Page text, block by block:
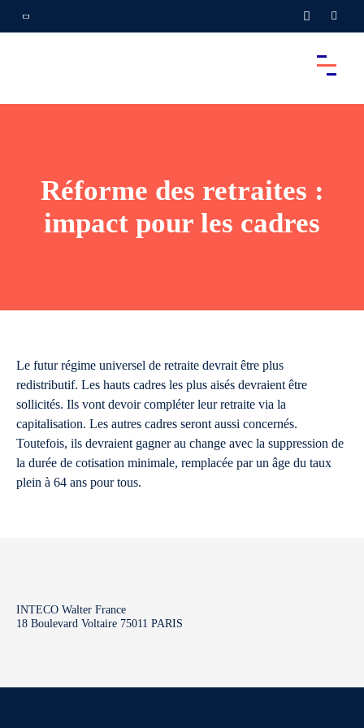
Réforme des retraites :
impact pour les cadres
Le futur régime universel de retraite devrait être plus
redistributif. Les hauts cadres les plus aisés devraient être
sollicités. Ils vont devoir compléter leur retraite via la
capitalisation. Les autres cadres seront aussi concernés.
Toutefois, ils devraient gagner au change avec la suppression de
la durée de cotisation minimale, remplacée par un âge du taux
plein à 64 ans pour tous.
INTECO Walter France
18 Boulevard Voltaire 75011 PARIS